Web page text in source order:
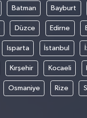
Batman Bayburt
Düzce Edirne
Isparta İstanbul
Kırşehir Kocaeli
Osmaniye Rize